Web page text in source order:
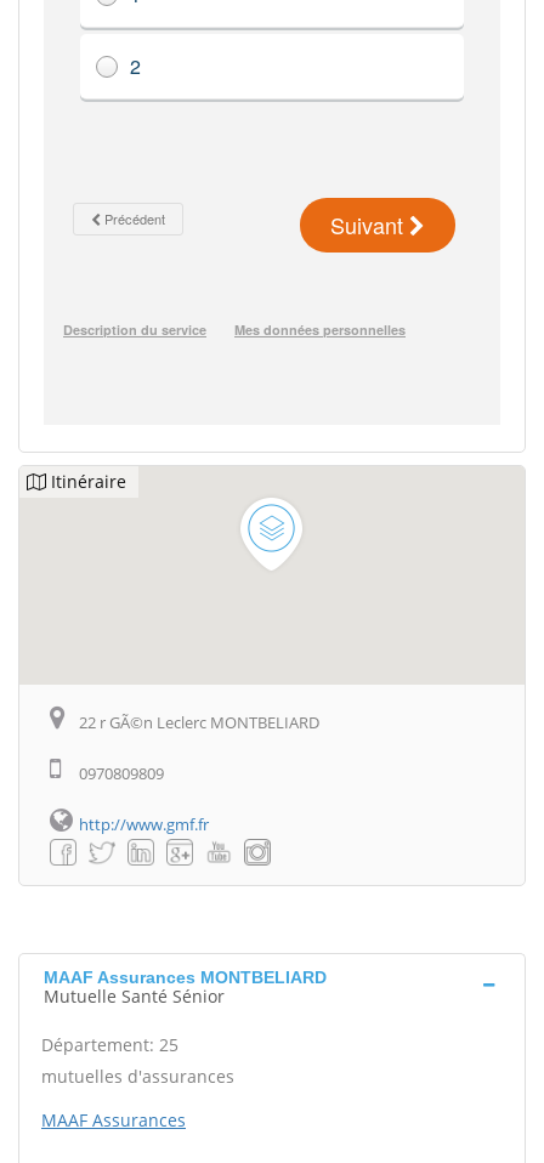
Itinéraire
22 r GÃ©n Leclerc MONTBELIARD
0970809809
http://www.gmf.fr
MAAF Assurances MONTBELIARD
Mutuelle Santé Sénior
Département: 25
mutuelles d'assurances
MAAF Assurances